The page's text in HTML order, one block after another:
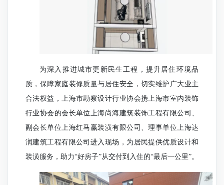
为深入推进城市更新民生工程，提升居住环境品
质，保障家庭装修质量与居住安全，切实维护广大业主
合法权益，上海市勘察设计行业协会携上海市室内装饰
行业协会的会长单位上海尚海建筑装饰工程有限公司、
副会长单位上海红马赢装潢有限公司、理事单位上海达
润建筑工程有限公司进入现场，为居民提供优质设计和
装潢服务，助力“好房子”从交付到入住的“最后一公里”。